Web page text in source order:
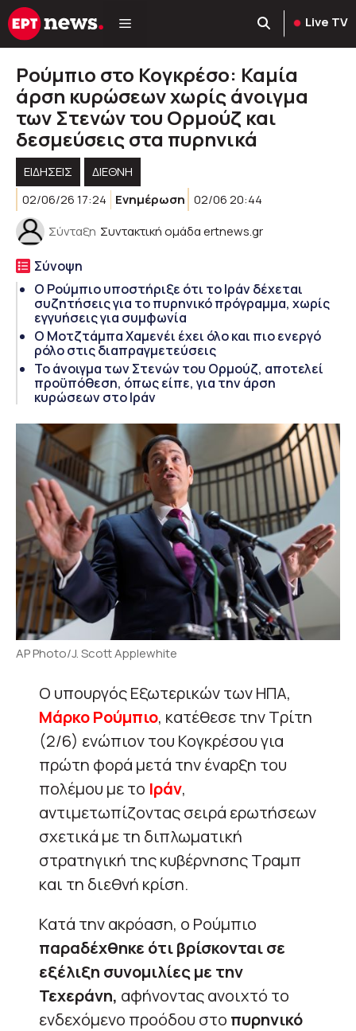
Μετάβαση
σε
Live TV
Ρούμπιο στο Κογκρέσο: Καμία
άρση κυρώσεων χωρίς άνοιγμα
των Στενών του Ορμούζ και
δεσμεύσεις στα πυρηνικά
ΕΙΔΗΣΕΙΣ
ΔΙΕΘΝΗ
02/06/26 17:24
Ενημέρωση 02/06 20:44
Σύνταξη Συντακτική ομάδα ertnews.gr
Σύνοψη
Ο Ρούμπιο υποστήριξε ότι το Ιράν δέχεται
συζητήσεις για το πυρηνικό πρόγραμμα, χωρίς
εγγυήσεις για συμφωνία
Ο Μοτζτάμπα Χαμενέι έχει όλο και πιο ενεργό
ρόλο στις διαπραγμετεύσεις
Το άνοιγμα των Στενών του Ορμούζ, αποτελεί
προϋπόθεση, όπως είπε, για την άρση
κυρώσεων στο Ιράν
AP Photo/J. Scott Applewhite
Ο υπουργός Εξωτερικών των ΗΠΑ,
Μάρκο Ρούμπιο, κατέθεσε την Τρίτη
(2/6) ενώπιον του Κογκρέσου για
πρώτη φορά μετά την έναρξη του
πολέμου με το Ιράν,
αντιμετωπίζοντας σειρά ερωτήσεων
σχετικά με τη διπλωματική
στρατηγική της κυβέρνησης Τραμπ
και τη διεθνή κρίση.
Κατά την ακρόαση, ο Ρούμπιο
παραδέχθηκε ότι βρίσκονται σε
εξέλιξη συνομιλίες με την
Τεχεράνη, αφήνοντας ανοιχτό το
ενδεχόμενο προόδου στο πυρηνικό